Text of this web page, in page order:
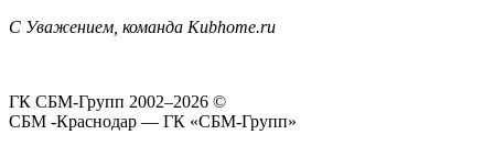
С Уважением, команда Kubhome.ru
ГК СБМ-Групп 2002–2026 ©
СБМ -Краснодар — ГК «СБМ-Групп»